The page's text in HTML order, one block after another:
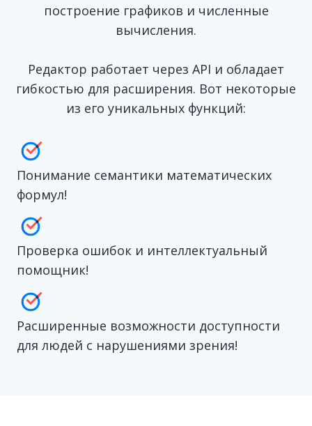
построение графиков и численные
вычисления.
Редактор работает через API и обладает
гибкостью для расширения. Вот некоторые
из его уникальных функций:
Понимание семантики математических
формул!
Проверка ошибок и интеллектуальный
помощник!
Расширенные возможности доступности
для людей с нарушениями зрения!